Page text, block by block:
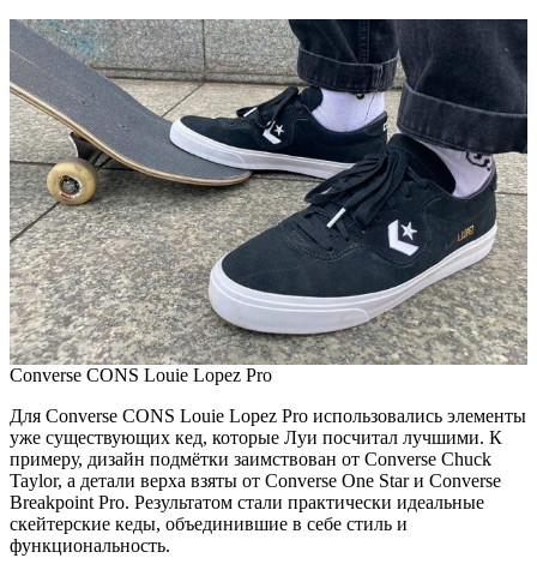
Converse CONS Louie Lopez Pro
Для Converse CONS Louie Lopez Pro использовались элементы
уже существующих кед, которые Луи посчитал лучшими. К
примеру, дизайн подмётки заимствован от Converse Chuck
Taylor, а детали верха взяты от Converse One Star и Converse
Breakpoint Pro. Результатом стали практически идеальные
скейтерские кеды, объединившие в себе стиль и
функциональность.